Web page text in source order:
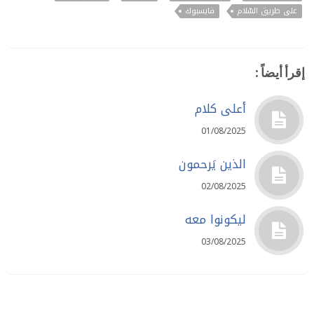
على طريق السّلام
فايسبوك
إقرأ أيضاً :
أعلى كلام
01/08/2025
الذين يَرحمون
02/08/2025
ليكونوا معه
03/08/2025